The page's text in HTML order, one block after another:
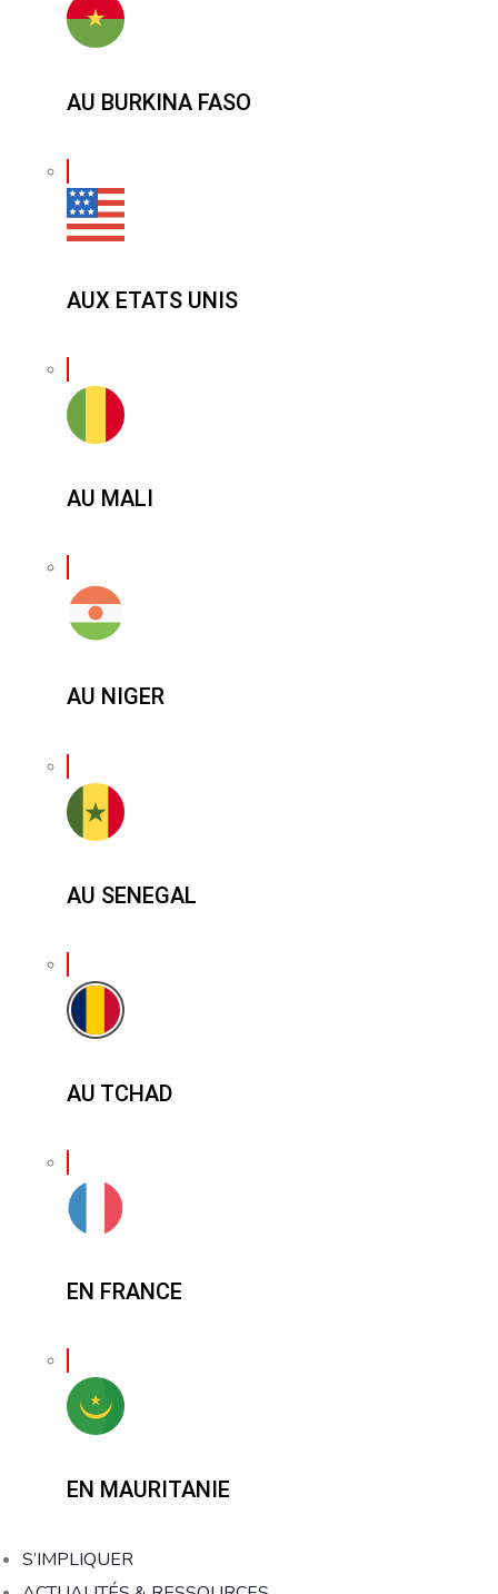
AU BURKINA FASO
AUX ETATS UNIS
AU MALI
AU NIGER
AU SENEGAL
AU TCHAD
EN FRANCE
EN MAURITANIE
S’IMPLIQUER